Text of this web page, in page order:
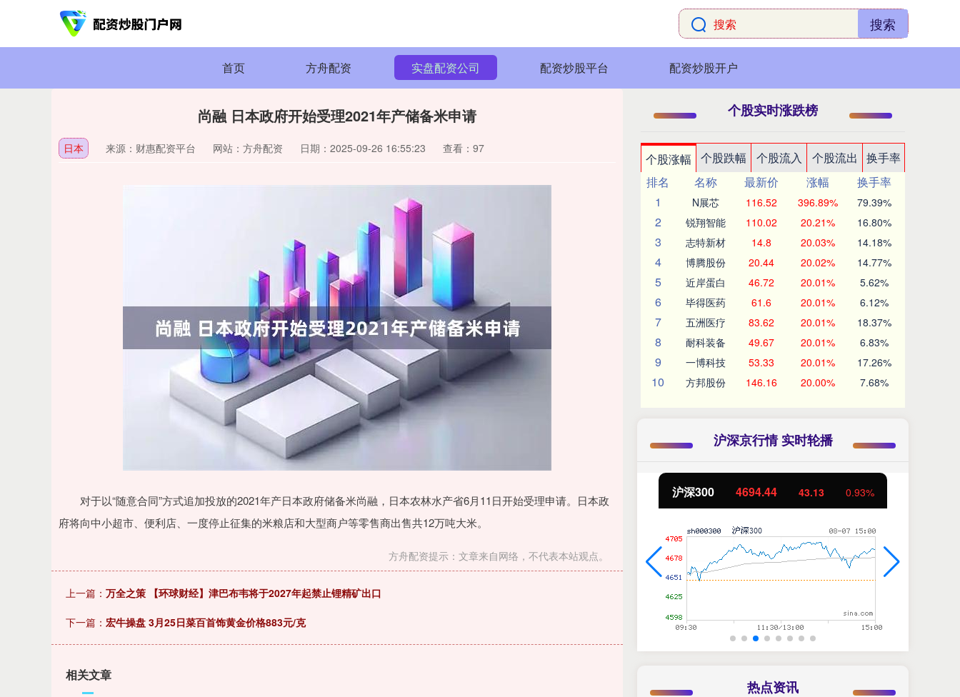
搜索
首页 方舟配资 实盘配资公司 配资炒股平台 配资炒股开户
尚融 日本政府开始受理2021年产储备米申请
日本 来源：财惠配资平台 网站：方舟配资 日期：2025-09-26 16:55:23 查看：97
对于以“随意合同”方式追加投放的2021年产日本政府储备米尚融，日本农林水产省6月11日开始受理申请。日本政
府将向中小超市、便利店、一度停止征集的米粮店和大型商户等零售商出售共12万吨大米。
方舟配资提示：文章来自网络，不代表本站观点。
上一篇： 万全之策 【环球财经】津巴布韦将于2027年起禁止锂精矿出口
下一篇： 宏牛操盘 3月25日菜百首饰黄金价格883元/克
相关文章
个股实时涨跌榜
个股涨幅 个股跌幅 个股流入 个股流出
换手率
排名
名称 最新价 涨幅
换手率
1
N展芯 116.52 396.89% 79.39%
2 锐翔智能 110.02 20.21% 16.80%
3 志特新材 14.8 20.03% 14.18%
4 博腾股份 20.44 20.02% 14.77%
5 近岸蛋白 46.72 20.01% 5.62%
6 毕得医药 61.6 20.01% 6.12%
7 五洲医疗 83.62 20.01% 18.37%
8 耐科装备 49.67 20.01% 6.83%
9 一博科技 53.33 20.01% 17.26%
10 方邦股份 146.16 20.00% 7.68%
沪深京行情 实时轮播
深证成指 14311.01 200.89 1.42% 沪深300 43.13 0.93% 北证50 1134.24 11.37 1.01%
热点资讯